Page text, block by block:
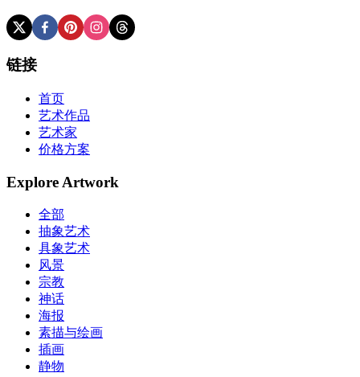
链接
首页
艺术作品
艺术家
价格方案
Explore Artwork
全部
抽象艺术
具象艺术
风景
宗教
神话
海报
素描与绘画
插画
静物